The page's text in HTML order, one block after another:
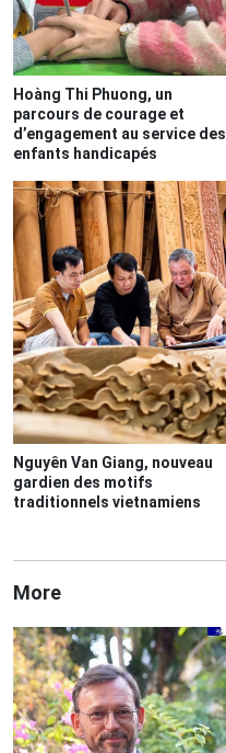
Hoàng Thi Phuong, un
parcours de courage et
d’engagement au service des
enfants handicapés
Nguyên Van Giang, nouveau
gardien des motifs
traditionnels vietnamiens
More